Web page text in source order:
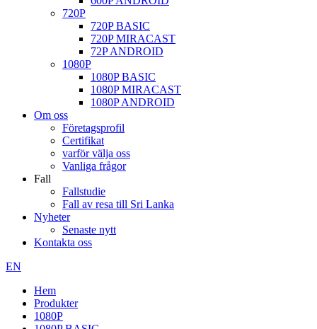
720P
720P BASIC
720P MIRACAST
72P ANDROID
1080P
1080P BASIC
1080P MIRACAST
1080P ANDROID
Om oss
Företagsprofil
Certifikat
varför välja oss
Vanliga frågor
Fall
Fallstudie
Fall av resa till Sri Lanka
Nyheter
Senaste nytt
Kontakta oss
EN
Hem
Produkter
1080P